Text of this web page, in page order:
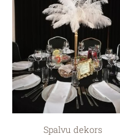
Spalvu dekors